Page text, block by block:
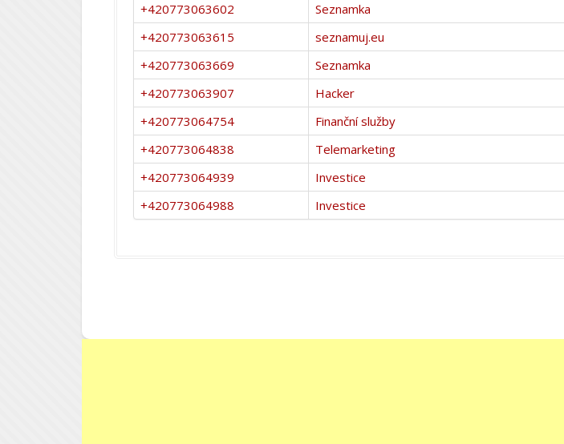
+420773063602
Seznamka
+420773063615
seznamuj.eu
+420773063669
Seznamka
+420773063907
Hacker
+420773064754
Finanční služby
+420773064838
Telemarketing
+420773064939
Investice
+420773064988
Investice